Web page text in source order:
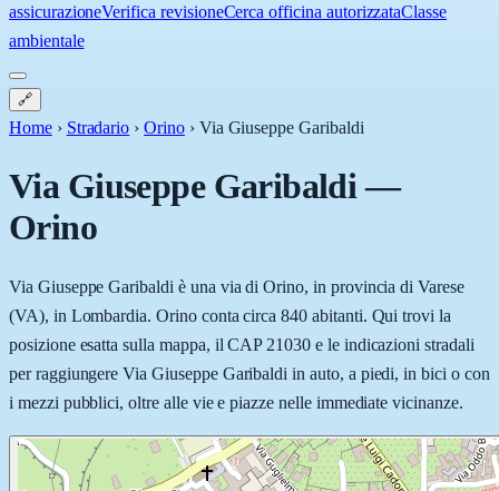
assicurazioneVerifica revisioneCerca officina autorizzataClasse
ambientale
🔗
Home › Stradario › Orino › Via Giuseppe Garibaldi
Via Giuseppe Garibaldi—
Orino
Via Giuseppe Garibaldi è una via di Orino, in provincia di Varese
(VA), in Lombardia. Orino conta circa 840 abitanti. Qui trovi la
posizione esatta sulla mappa, il CAP 21030 e le indicazioni stradali
per raggiungere Via Giuseppe Garibaldi in auto, a piedi, in bici o con
i mezzi pubblici, oltre alle vie e piazze nelle immediate vicinanze.